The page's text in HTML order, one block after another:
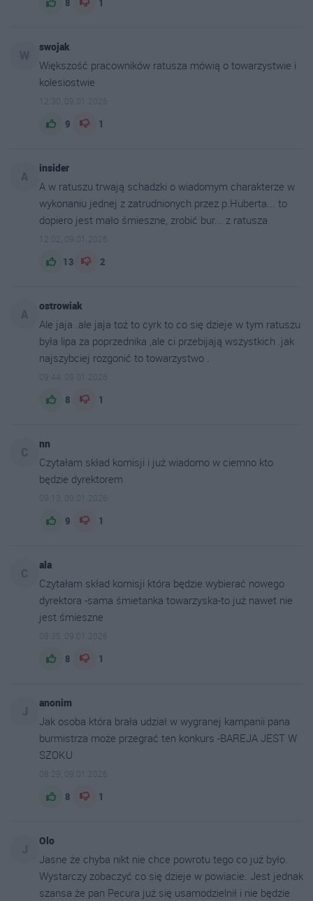
8 1
swojak
Większość pracowników ratusza mówią o towarzystwie i
kolesiostwie
12:30, 09.01.2026
9 1
insider
A w ratuszu trwają schadzki o wiadomym charakterze w
wykonaniu jednej z zatrudnionych przez p.Huberta... to
dopiero jest mało śmieszne, zrobić bur... z ratusza
12:02, 09.01.2026
13 2
ostrowiak
Ale jaja .ale jaja toż to cyrk to co się dzieje w tym ratuszu
była lipa za poprzednika ,ale ci przebijają wszystkich .jak
najszybciej rozgonić to towarzystwo .
09:44, 09.01.2026
8 1
nn
Czytałam skład komisji i już wiadomo w ciemno kto
będzie dyrektorem
09:13, 09.01.2026
9 1
ala
Czytałam skład komisji która będzie wybierać nowego
dyrektora -sama śmietanka towarzyska-to już nawet nie
jest śmieszne
08:35, 09.01.2026
8 1
anonim
Jak osoba która brała udział w wygranej kampanii pana
burmistrza może przegrać ten konkurs -BAREJA JEST W
SZOKU
08:29, 09.01.2026
8 1
Olo
Jasne że chyba nikt nie chce powrotu tego co już było.
Wystarczy zobaczyć co się dzieje w powiacie. Jest jednak
szansa że pan Pecura już się usamodzielnił i nie będzie